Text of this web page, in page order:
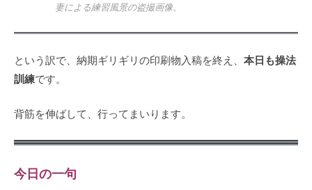
妻による練習風景の盗撮画像。
という訳で、納期ギリギリの印刷物入稿を終え、 本日も操法
訓練です。
背筋を伸ばして、行ってまいります。
今日の一句